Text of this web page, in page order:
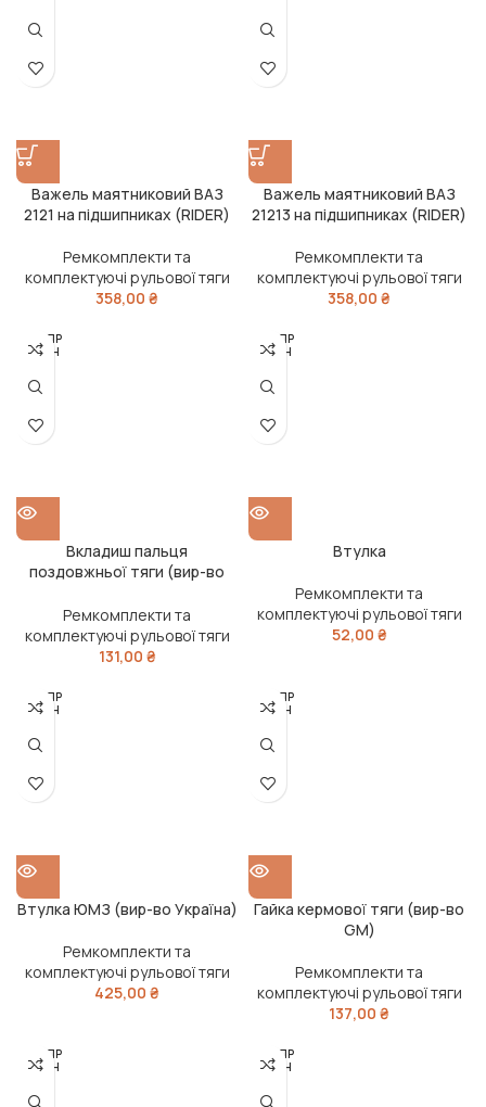
Важель маятниковий ВАЗ
2121 на підшипниках (RIDER)
Ремкомплекти та
комплектуючі рульової тяги
358,00 ₴
Важель маятниковий ВАЗ
21213 на підшипниках (RIDER)
Ремкомплекти та
комплектуючі рульової тяги
358,00 ₴
РОЗПР
ОДАН
Вкладиш пальця
поздовжньої тяги (вир-во
Ремкомплекти та
комплектуючі рульової тяги
131,00 ₴
РОЗПР
ОДАН
Втулка
Ремкомплекти та
комплектуючі рульової тяги
52,00 ₴
РОЗПР
ОДАН
Втулка ЮМЗ (вир-во Україна)
Ремкомплекти та
комплектуючі рульової тяги
425,00 ₴
РОЗПР
ОДАН
Гайка кермової тяги (вир-во
GM)
Ремкомплекти та
комплектуючі рульової тяги
137,00 ₴
РОЗПР
ОДАН
РОЗПР
ОДАН